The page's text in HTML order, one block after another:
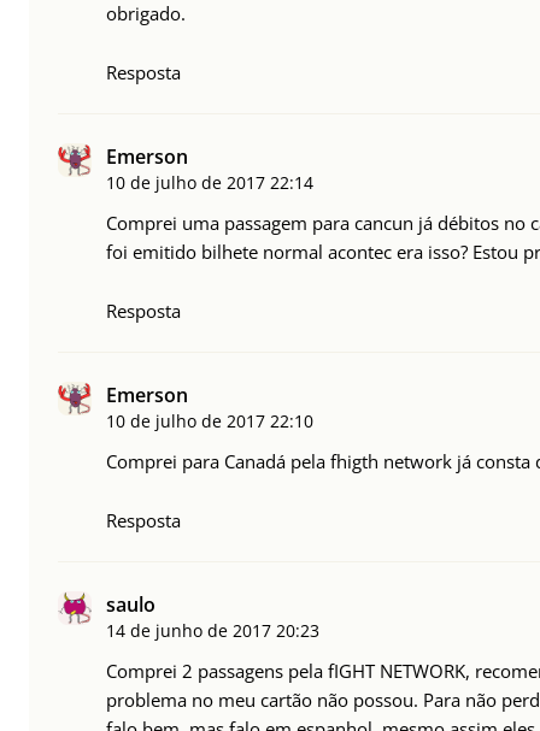
obrigado.
Resposta
Emerson
10 de julho de 2017 22:14
Comprei uma passagem para cancun já débitos no
foi emitido bilhete normal acontec era isso? Estou
Resposta
Emerson
10 de julho de 2017 22:10
Comprei para Canadá pela fhigth network já
Resposta
saulo
14 de junho de 2017 20:23
Comprei 2 passagens pela fIGHT NETWORK,
problema no meu cartão não possou. Para não